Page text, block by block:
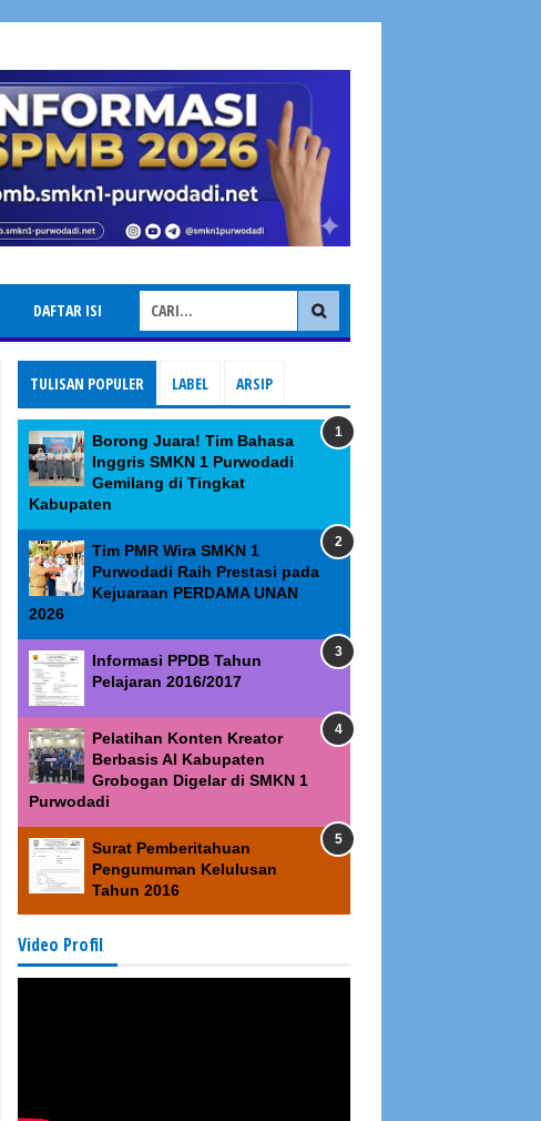
DAFTAR ISI
TULISAN POPULER LABEL ARSIP
Borong Juara! Tim Bahasa
Inggris SMKN 1 Purwodadi
Gemilang di Tingkat
Kabupaten
Tim PMR Wira SMKN 1
Purwodadi Raih Prestasi pada
Kejuaraan PERDAMA UNAN
2026
Informasi PPDB Tahun
Pelajaran 2016/2017
Pelatihan Konten Kreator
Berbasis AI Kabupaten
Grobogan Digelar di SMKN 1
Purwodadi
Surat Pemberitahuan
Pengumuman Kelulusan
Tahun 2016
Video Profil